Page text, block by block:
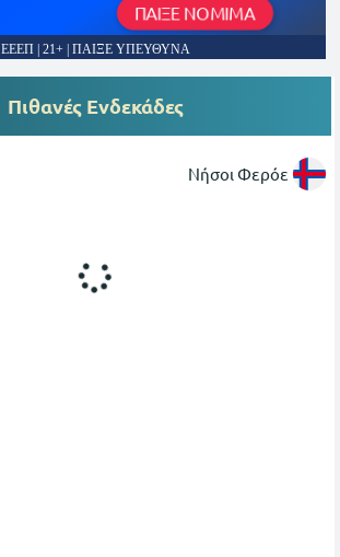
ΠΑΙΞΕ ΝΟΜΙΜΑ
ΕΕΕΠ | 21+ | ΠΑΙΞΕ ΥΠΕΥΘΥΝΑ
Πιθανές Ενδεκάδες
Νήσοι Φερόε